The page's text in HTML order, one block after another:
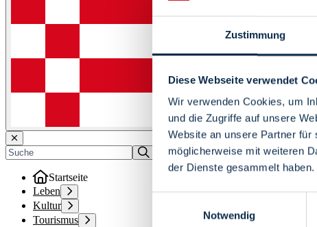
Zustimmung
Diese Webseite verwendet
Wir verwenden Cookies, um
und die Zugriffe auf unsere
Website an unsere Partner für
möglicherweise mit weiteren
der Dienste gesammelt haben.
Notwendig
Startseite
Leben
Kultur
Tourismus